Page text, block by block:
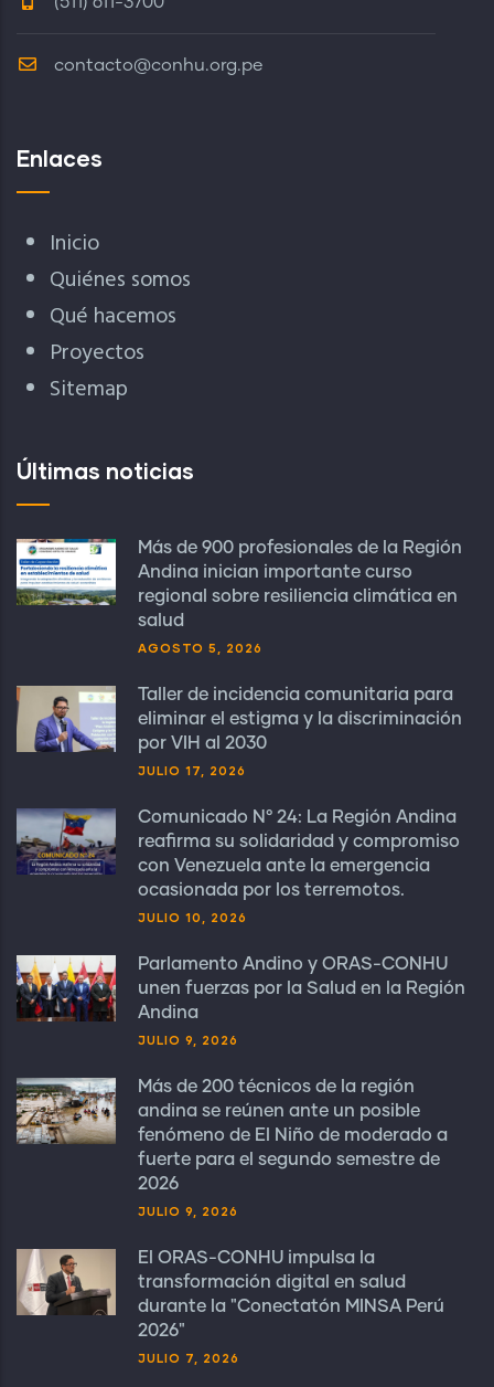
contacto@conhu.org.pe
Enlaces
Inicio
Quiénes somos
Qué hacemos
Proyectos
Sitemap
Últimas noticias
Más de 900 profesionales de la Región
Andina inician importante curso
regional sobre resiliencia climática en
salud
AGOSTO 5, 2026
Taller de incidencia comunitaria para
eliminar el estigma y la discriminación
por VIH al 2030
JULIO 17, 2026
Comunicado N° 24: La Región Andina
reafirma su solidaridad y compromiso
con Venezuela ante la emergencia
ocasionada por los terremotos.
JULIO 10, 2026
Parlamento Andino y ORAS-CONHU
unen fuerzas por la Salud en la Región
Andina
JULIO 9, 2026
Más de 200 técnicos de la región
andina se reúnen ante un posible
fenómeno de El Niño de moderado a
fuerte para el segundo semestre de
2026
JULIO 9, 2026
El ORAS-CONHU impulsa la
transformación digital en salud
durante la "Conectatón MINSA Perú
2026"
JULIO 7, 2026